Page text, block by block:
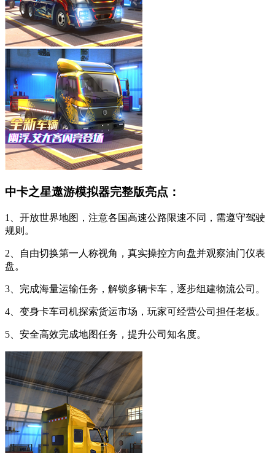
中卡之星遨游模拟器完整版亮点：
1、开放世界地图，注意各国高速公路限速不同，需遵守驾驶
规则。
2、自由切换第一人称视角，真实操控方向盘并观察油门仪表
盘。
3、完成海量运输任务，解锁多辆卡车，逐步组建物流公司。
4、变身卡车司机探索货运市场，玩家可经营公司担任老板。
5、安全高效完成地图任务，提升公司知名度。